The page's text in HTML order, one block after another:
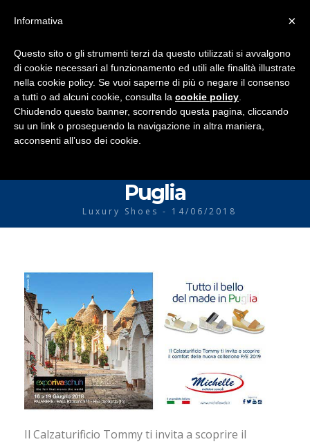
COLLEZIONE P/E 2026
COLLEZIONE A/I 2025-26
NEWS
CONTATTI
LANG
Puglia
Luxury Shoes - 14/06/2018
Il Calzaturificio Tommy ti invita a scoprire il
×
Informativa
Questo sito o gli strumenti terzi da questo utilizzati si avvalgono
di cookie necessari al funzionamento ed utili alle finalità illustrate
nella cookie policy. Se vuoi saperne di più o negare il consenso
a tutti o ad alcuni cookie, consulta la cookie policy
Chiudendo questo banner, scorrendo questa pagina, cliccando
su un link o proseguendo la navigazione in altra maniera,
acconsenti all’uso dei cookie.